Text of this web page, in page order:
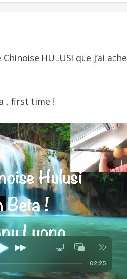
HULUSI que j’ai
, first time !